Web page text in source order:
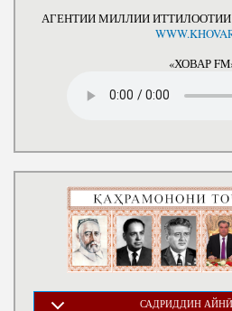
АГЕНТИИ МИЛЛИИ ИТТИЛООТИИ
«ХОВАР
САДРИДДИН АЙНӢ